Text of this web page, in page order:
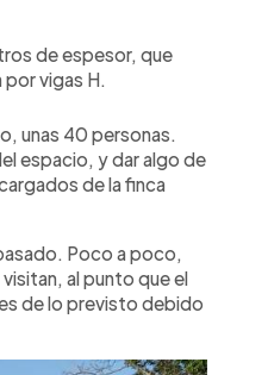
de espesor, que
vigas H.
unas 40 personas.
espacio, y dar algo de
de la finca
Poco a poco,
al punto que el
de lo previsto debido